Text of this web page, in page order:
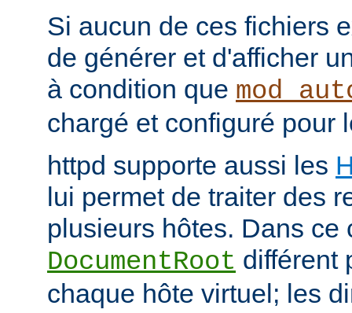
Si aucun de ces fichiers
de générer et d'afficher
à condition que
chargé et configuré pour
httpd supporte aussi les
lui permet de traiter des
plusieurs hôtes. Dans ce
DocumentRoot différent
chaque hôte virtuel; les